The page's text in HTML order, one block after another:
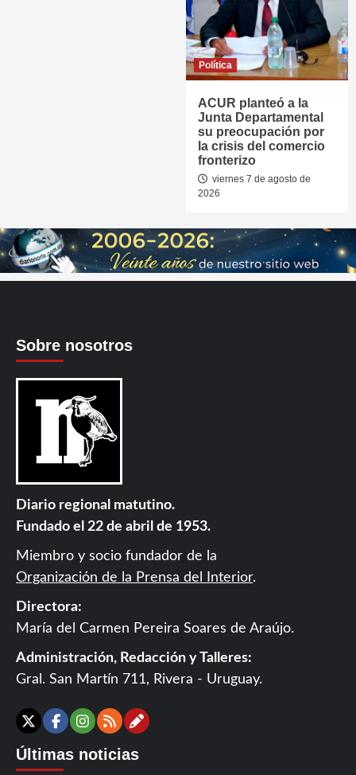
Política
ACUR planteó a la
Junta Departamental
su preocupación por
la crisis del comercio
fronterizo
viernes 7 de agosto de
2026
Sobre nosotros
Diario regional matutino.
Fundado el 22 de abril de 1953.
Miembro y socio fundador de la
Organización de la Prensa del Interior.
Directora:
María del Carmen Pereira Soares de Araújo.
Administración, Redacción y Talleres:
Gral. San Martín 711, Rivera - Uruguay.
X Facebook
Instagram
RSSContáctanos
Últimas noticias